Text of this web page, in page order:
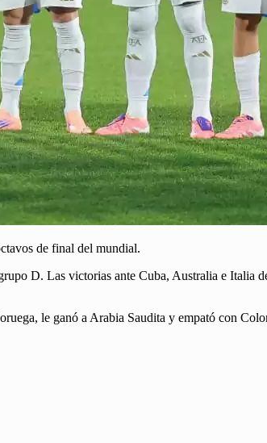
de final del mundial.
D. Las victorias ante Cuba, Australia e Italia
le ganó a Arabia Saudita y empató con